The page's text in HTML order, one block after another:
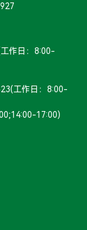
作日：8:00-
工作日：8:00-
17:00)